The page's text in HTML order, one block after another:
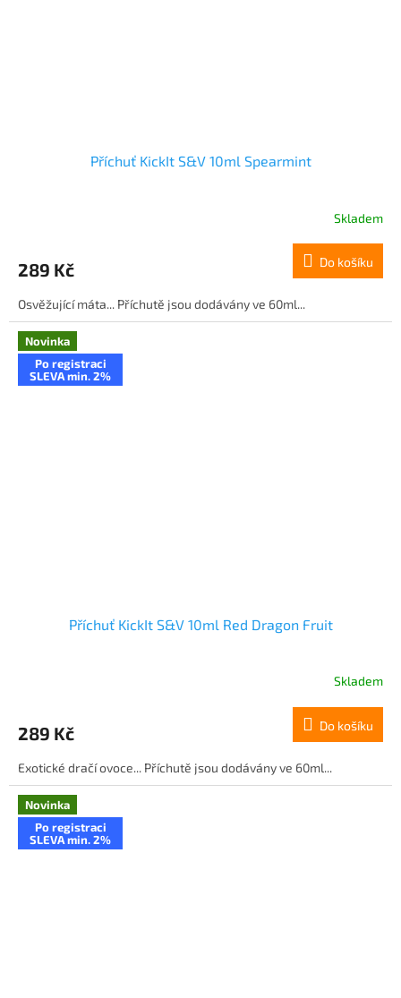
Příchuť KickIt S&V 10ml Spearmint
Skladem
289 Kč Do košíku
Osvěžující máta... Příchutě jsou dodávány ve 60ml...
Novinka
Po registraci
SLEVA min. 2%
Příchuť KickIt S&V 10ml Red Dragon Fruit
Skladem
289 Kč Do košíku
Exotické dračí ovoce... Příchutě jsou dodávány ve 60ml...
Novinka
Po registraci
SLEVA min. 2%